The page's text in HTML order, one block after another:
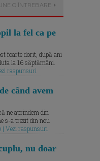
O ÎNTREBARE
la fel ca pe
foarte dorit, după ani
la 16 săptămâni.
raspunsuri
când avem
ne aprindem din
s-a trezit din nou
| Vezi raspunsuri
nu doar